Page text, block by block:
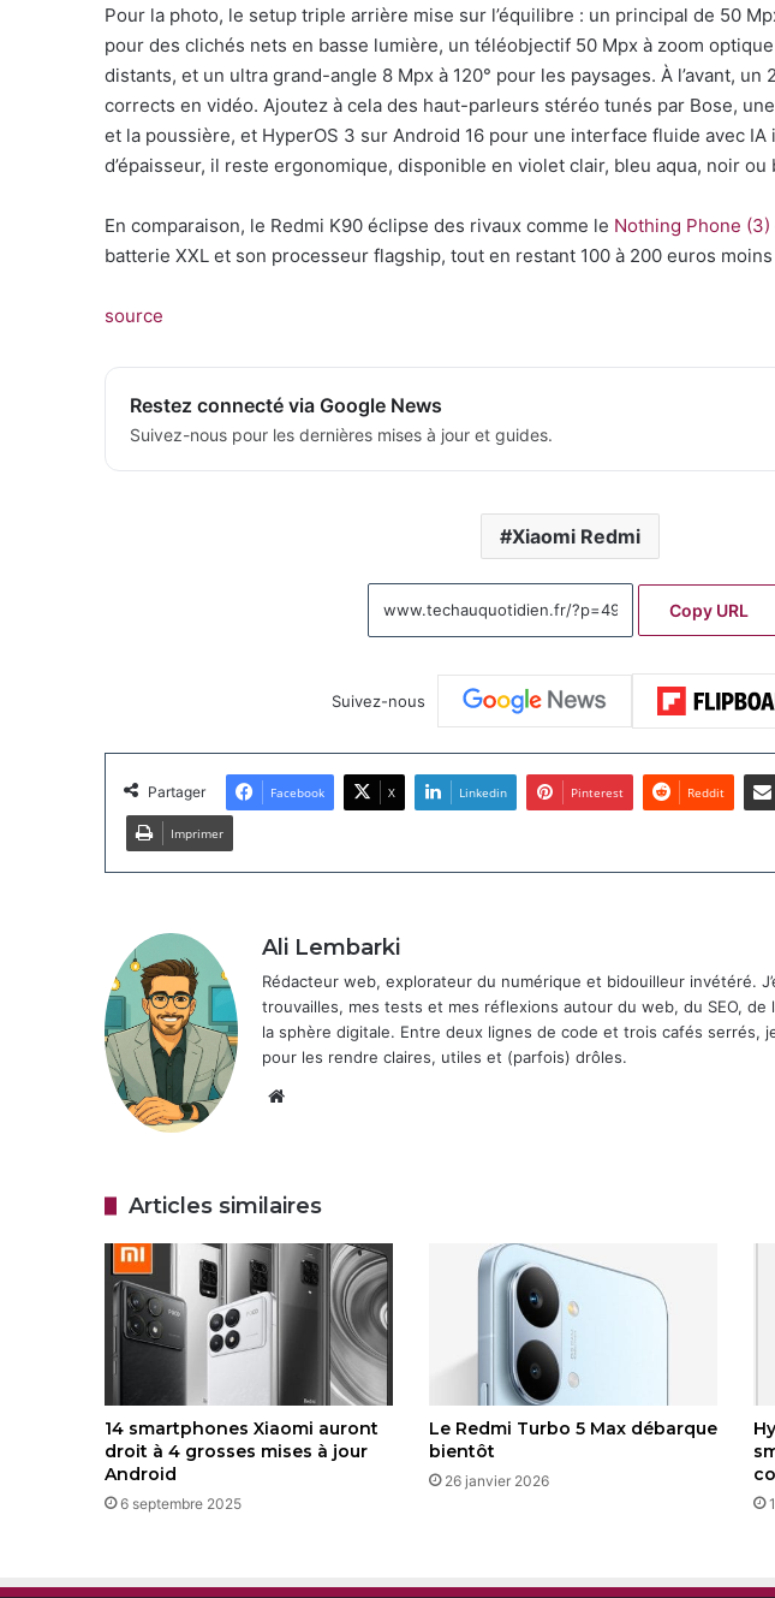
Pour la photo, le setup triple arrière mise sur l’équilibre : un principal de 50
pour des clichés nets en basse lumière, un téléobjectif 50 Mpx à zoom
distants, et un ultra grand-angle 8 Mpx à 120° pour les paysages. À l’avant,
corrects en vidéo. Ajoutez à cela des haut-parleurs stéréo tunés par Bose,
et la poussière, et HyperOS 3 sur Android 16 pour une interface fluide avec IA
d’épaisseur, il reste ergonomique, disponible en violet clair, bleu aqua, noir ou
En comparaison, le Redmi K90 éclipse des rivaux comme le Nothing Phone (3)
batterie XXL et son processeur flagship, tout en restant 100 à 200 euros
source
Restez connecté via Google News
Suivez-nous pour les dernières mises à jour et guides.
Xiaomi Redmi
Copy URL
Suivez-nous
Partager Facebook X Linkedin Pinterest Reddit
Imprimer
Ali Lembarki
Rédacteur web, explorateur du numérique et bidouilleur invétéré.
trouvailles, mes tests et mes réflexions autour du web, du SEO,
la sphère digitale. Entre deux lignes de code et trois cafés serrés,
pour les rendre claires, utiles et (parfois) drôles.
Articles similaires
14 smartphones Xiaomi auront
droit à 4 grosses mises à jour
Android
6 septembre 2025
Le Redmi Turbo 5 Max débarque
bientôt
26 janvier 2026